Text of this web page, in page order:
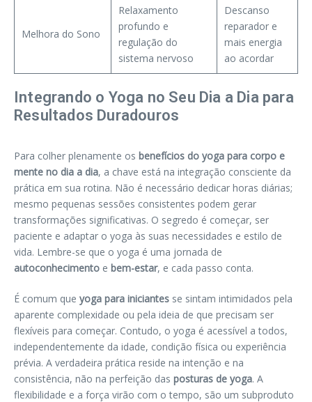
Melhora do Sono
Relaxamento
profundo e
regulação do
sistema nervoso
Descanso
reparador e
mais energia
ao acordar
Integrando o Yoga no Seu Dia a Dia para
Resultados Duradouros
Para colher plenamente os benefícios do yoga para corpo e
mente no dia a dia, a chave está na integração consciente da
prática em sua rotina. Não é necessário dedicar horas diárias;
mesmo pequenas sessões consistentes podem gerar
transformações significativas. O segredo é começar, ser
paciente e adaptar o yoga às suas necessidades e estilo de
vida. Lembre-se que o yoga é uma jornada de
autoconhecimento e bem-estar, e cada passo conta.
É comum que yoga para iniciantes se sintam intimidados pela
aparente complexidade ou pela ideia de que precisam ser
flexíveis para começar. Contudo, o yoga é acessível a todos,
independentemente da idade, condição física ou experiência
prévia. A verdadeira prática reside na intenção e na
consistência, não na perfeição das posturas de yoga. A
flexibilidade e a força virão com o tempo, são um subproduto